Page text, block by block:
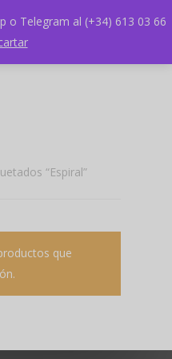
close
“Espiral”
que
o Telegram al (+34) 613 03 66